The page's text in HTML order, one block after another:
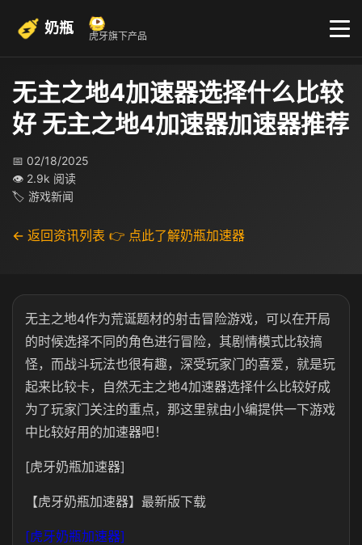
奶瓶 虎牙旗下产品
无主之地4加速器选择什么比较
好 无主之地4加速器加速器推荐
📅 02/18/2025
👁 2.9k 阅读
🏷 游戏新闻
← 返回资讯列表 👉 点此了解奶瓶加速器
无主之地4作为荒诞题材的射击冒险游戏，可以在开局
的时候选择不同的角色进行冒险，其剧情模式比较搞
怪，而战斗玩法也很有趣，深受玩家门的喜爱，就是玩
起来比较卡，自然无主之地4加速器选择什么比较好成
为了玩家门关注的重点，那这里就由小编提供一下游戏
中比较好用的加速器吧！
[虎牙奶瓶加速器]
【虎牙奶瓶加速器】最新版下载
[虎牙奶瓶加速器]